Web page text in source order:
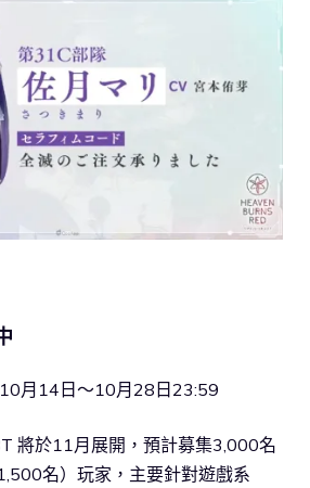
月14日～10月28日23:59
將於11月展開，預計募集3,000名
名）玩家，主要針對遊戲系